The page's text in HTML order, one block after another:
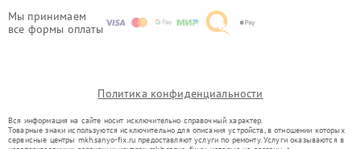
Мы принимаем
все формы оплаты
Политика конфиденциальности
Вся информация на сайте носит исключительно справочный характер.
Товарные знаки используются исключительно для описания устройств, в отношении которых
сервисные центры mkh.sanyo-fix.ru предоставляют услуги по ремонту. Услуги оказываются в